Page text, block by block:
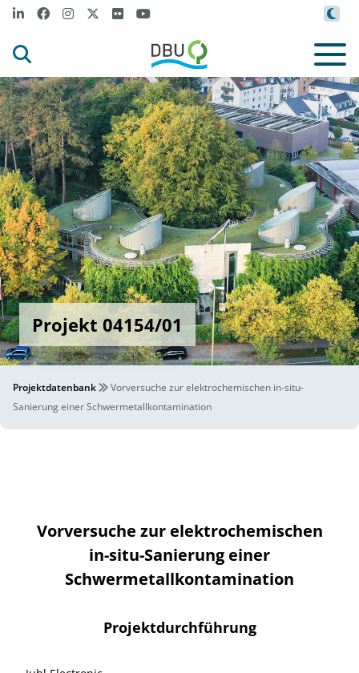
Projekt 04154/01
Projektdatenbank
Vorversuche zur elektrochemischen in-situ-
Sanierung einer Schwermetallkontamination
Vorversuche zur elektrochemischen
in-situ-Sanierung einer
Schwermetallkontamination
Projektdurchführung